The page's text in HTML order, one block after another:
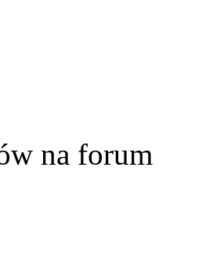
na forum